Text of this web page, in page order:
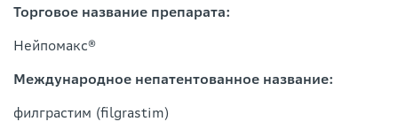
Торговое название препарата:
Нейпомакс®
Международное непатентованное название:
филграстим (filgrastim)